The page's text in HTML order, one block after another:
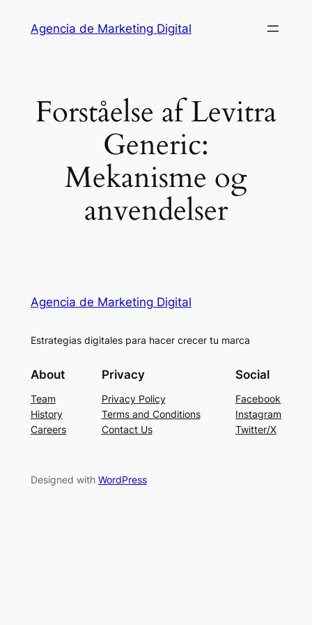
Agencia de Marketing Digital
Forståelse af Levitra
Generic:
Mekanisme og
anvendelser
Agencia de Marketing Digital
Estrategias digitales para hacer crecer tu marca
About
Team
History
Careers
Privacy
Privacy Policy
Terms and Conditions
Contact Us
Social
Facebook
Instagram
Twitter/X
Designed with WordPress